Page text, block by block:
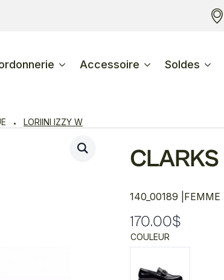
Accessoire Soldes
LORIINI IZZY W
CLARKS
140_00189 | FEMME
170.00$
COULEUR